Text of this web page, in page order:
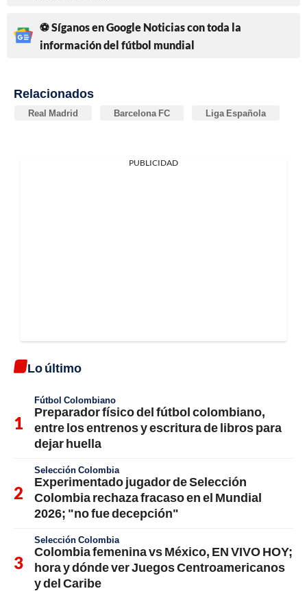
⚽ Síganos en Google Noticias con toda la
información del fútbol mundial
Relacionados
Real Madrid Barcelona FC Liga Española
PUBLICIDAD
Lo último
Fútbol Colombiano
Preparador físico del fútbol colombiano,
entre los entrenos y escritura de libros para
dejar huella
Selección Colombia
Experimentado jugador de Selección
Colombia rechaza fracaso en el Mundial
2026; "no fue decepción"
Selección Colombia
Colombia femenina vs México, EN VIVO HOY;
hora y dónde ver Juegos Centroamericanos
y del Caribe